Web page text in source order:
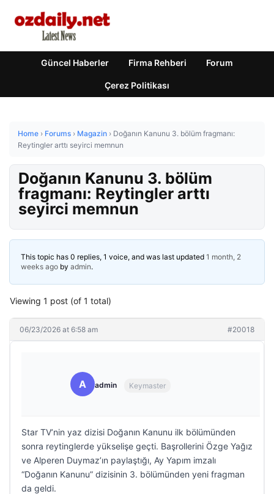
Güncel Haberler Firma Rehberi Forum
Çerez Politikası
Home › Forums › Magazin › Doğanın Kanunu 3. bölüm fragmanı:
Reytingler arttı seyirci memnun
Doğanın Kanunu 3. bölüm
fragmanı: Reytingler arttı
seyirci memnun
This topic has 0 replies, 1 voice, and was last updated 1 month, 2
weeks ago by admin.
Viewing 1 post (of 1 total)
06/23/2026 at 6:58 am #20018
A admin Keymaster
Star TV’nin yaz dizisi Doğanın Kanunu ilk bölümünden
sonra reytinglerde yükselişe geçti. Başrollerini Özge Yağız
ve Alperen Duymaz’ın paylaştığı, Ay Yapım imzalı
“Doğanın Kanunu” dizisinin 3. bölümünden yeni fragman
da geldi.